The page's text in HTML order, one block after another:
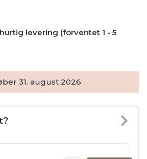
levering (forventet 1 - 5
31. august 2026